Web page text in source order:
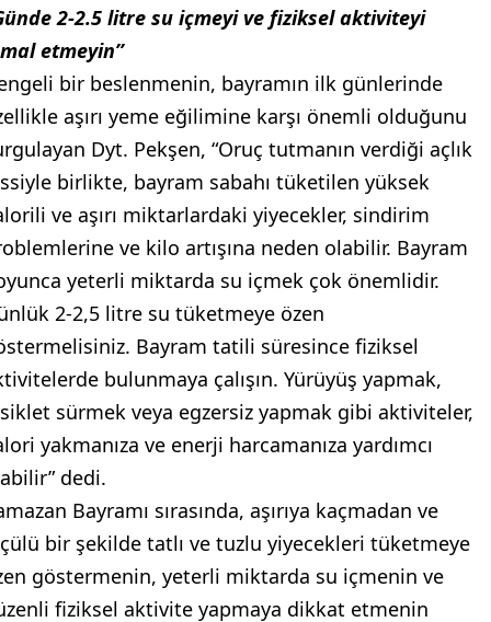
2-2.5 litre su içmeyi ve fiziksel aktiviteyi
etmeyin”
bir beslenmenin, bayramın ilk günlerinde
aşırı yeme eğilimine karşı önemli olduğunu
Dyt. Pekşen, “Oruç tutmanın verdiği açlık
birlikte, bayram sabahı tüketilen yüksek
ve aşırı miktarlardaki yiyecekler, sindirim
ve kilo artışına neden olabilir. Bayram
yeterli miktarda su içmek çok önemlidir.
2-2,5 litre su tüketmeye özen
Bayram tatili süresince fiziksel
bulunmaya çalışın. Yürüyüş yapmak,
sürmek veya egzersiz yapmak gibi aktiviteler,
yakmanıza ve enerji harcamanıza yardımcı
dedi.
Bayramı sırasında, aşırıya kaçmadan ve
bir şekilde tatlı ve tuzlu yiyecekleri tüketmeye
göstermenin, yeterli miktarda su içmenin ve
fiziksel aktivite yapmaya dikkat etmenin